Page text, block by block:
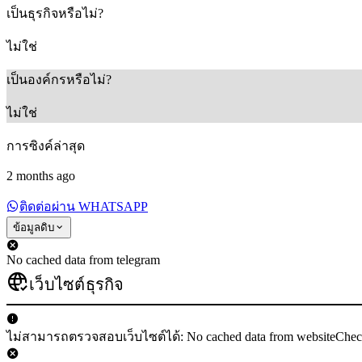
เป็นธุรกิจหรือไม่?
ไม่ใช่
เป็นองค์กรหรือไม่?
ไม่ใช่
การซิงค์ล่าสุด
2 months ago
ติดต่อผ่าน WHATSAPP
ข้อมูลดิบ
No cached data from telegram
เว็บไซต์ธุรกิจ
ไม่สามารถตรวจสอบเว็บไซต์ได้: No cached data from